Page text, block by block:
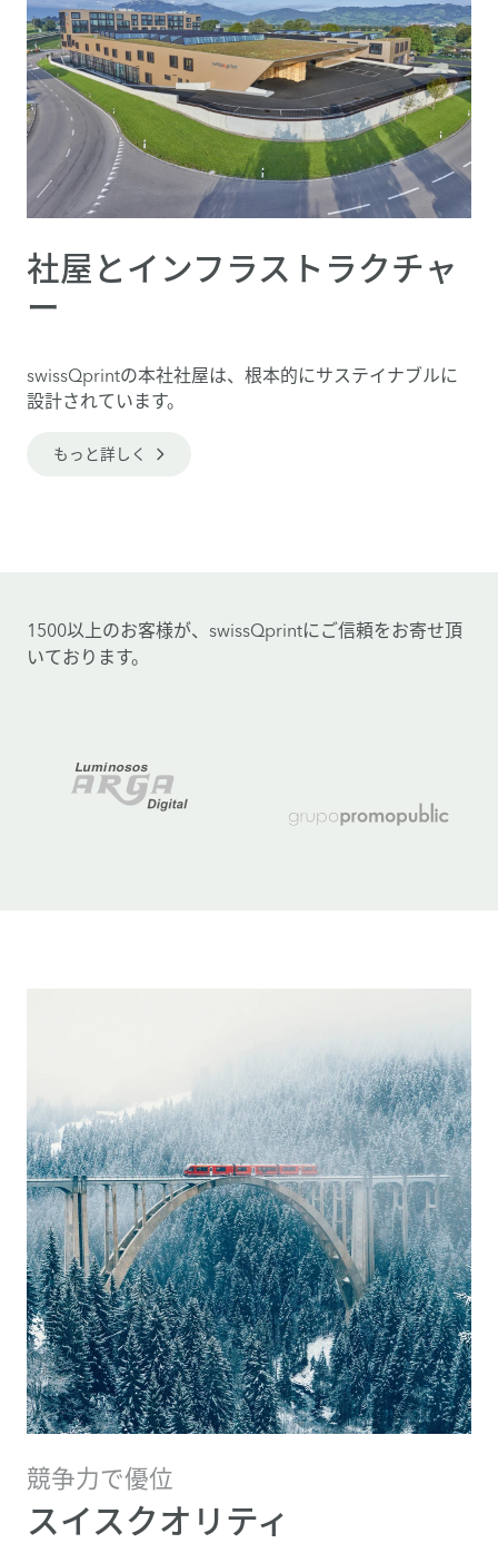
社屋とインフラストラクチャ
ー
swissQprintの本社社屋は、根本的にサステイナブルに
設計されています。
もっと詳しく
1500以上のお客様が、swissQprintにご信頼をお寄せ頂
いております。
競争力で優位
スイスクオリティ